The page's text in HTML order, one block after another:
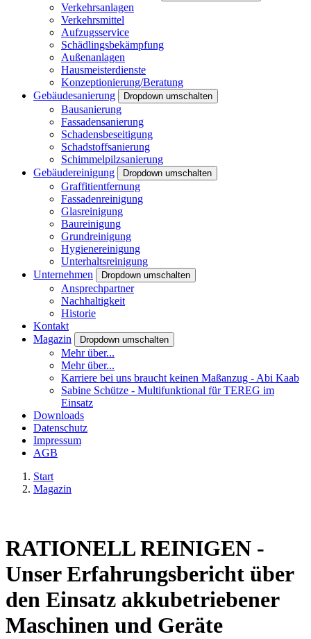
Verkehrsanlagen
Verkehrsmittel
Aufzugsservice
Schädlingsbekämpfung
Außenanlagen
Hausmeisterdienste
Konzeptionierung/Beratung
Gebäudesanierung
Dropdown umschalten
Bausanierung
Fassadensanierung
Schadensbeseitigung
Schadstoffsanierung
Schimmelpilzsanierung
Gebäudereinigung
Dropdown umschalten
Graffitientfernung
Fassadenreinigung
Glasreinigung
Baureinigung
Grundreinigung
Hygienereinigung
Unterhaltsreinigung
Unternehmen
Dropdown umschalten
Ansprechpartner
Nachhaltigkeit
Historie
Kontakt
Magazin
Dropdown umschalten
Mehr über...
Mehr über...
Karriere bei uns braucht keinen Maßanzug - Abi Kaab
Sabine Schütze - Multifunktional für TEREG im
Einsatz
Downloads
Datenschutz
Impressum
AGB
Start
Magazin
RATIONELL REINIGEN -
Unser Erfahrungsbericht über
den Einsatz akkubetriebener
Maschinen und Geräte